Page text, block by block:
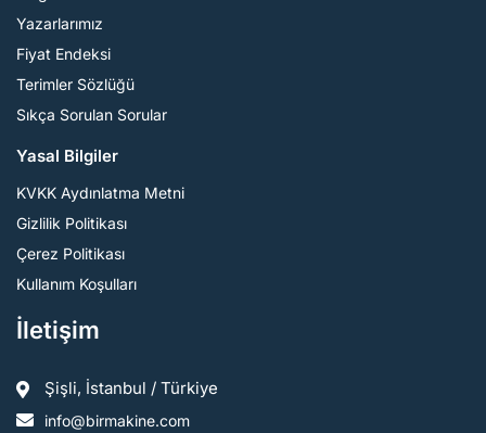
Yazarlarımız
Fiyat Endeksi
Terimler Sözlüğü
Sıkça Sorulan Sorular
Yasal Bilgiler
KVKK Aydınlatma Metni
Gizlilik Politikası
Çerez Politikası
Kullanım Koşulları
İletişim
Şişli, İstanbul / Türkiye
info@birmakine.com